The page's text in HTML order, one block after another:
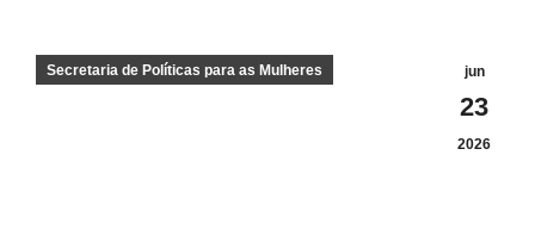
jun
23
2026
Secretaria de Políticas para as Mulheres